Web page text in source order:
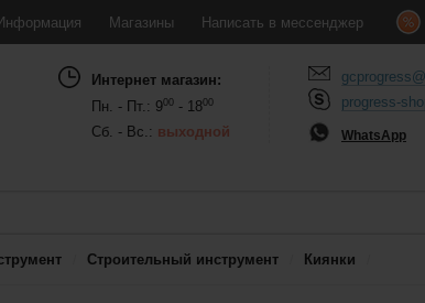
Магазины Написать в мессенджер
Интернет магазин:
Пн. - Пт.: 900 - 1800
Сб. - Вс.: выходной
progress-
WhatsApp
Строительный инструмент Киянки